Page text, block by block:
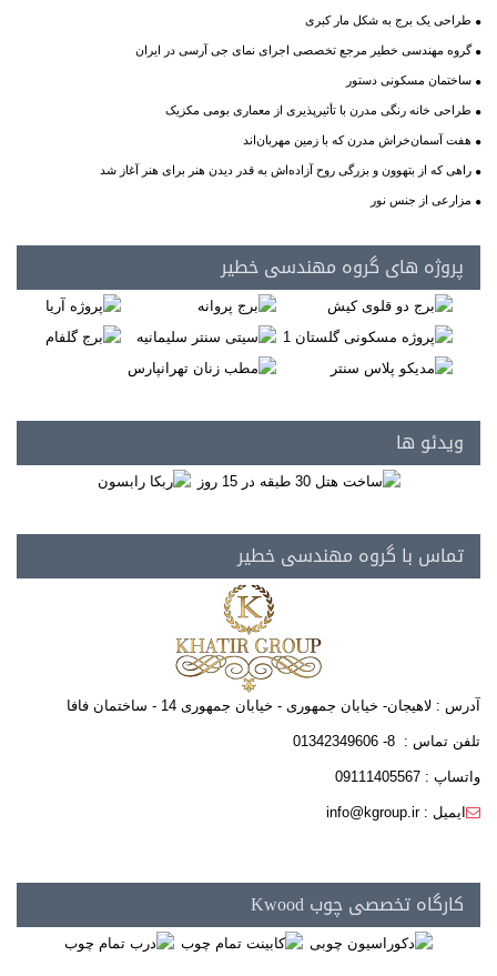
طراحی یک برج به شکل مار کبری
گروه مهندسی خطیر مرجع تخصصی اجرای نمای جی آرسی در ایران
ساختمان مسکونی دستور
طراحی خانه رنگی مدرن با تأثیرپذیری از معماری بومی مکزیک
هفت آسمان‌خراش مدرن که با زمین مهربان‌اند
راهی که از بتهوون و بزرگی روح آزاده‌اش به قدر دیدن هنر برای هنر آغاز شد
مزارعی از جنس نور
پروژه های گروه مهندسی خطیر
ویدئو ها
تماس با گروه مهندسی خطیر
آدرس : لاهیجان- خیابان جمهوری - خیابان جمهوری 14 - ساختمان فافا
تلفن تماس : 8- 01342349606
واتساپ : 09111405567
ایمیل : info@kgroup.ir
کارگاه تخصصی چوب Kwood